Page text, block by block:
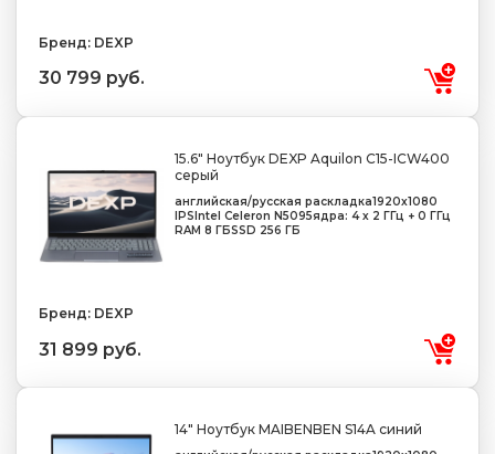
Бренд: DEXP
30 799 руб.
15.6" Ноутбук DEXP Aquilon C15-ICW400
серый
английская/русская раскладка1920x1080
IPSIntel Celeron N5095ядра: 4 х 2 ГГц + 0 ГГц
RAM 8 ГБSSD 256 ГБ
Бренд: DEXP
31 899 руб.
14" Ноутбук MAIBENBEN S14A синий